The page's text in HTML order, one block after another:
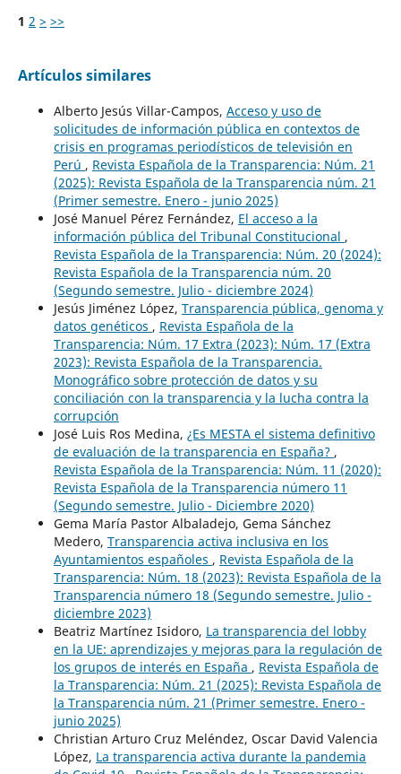
1 2 > >>
Artículos similares
Alberto Jesús Villar-Campos, Acceso y uso de
solicitudes de información pública en contextos de
crisis en programas periodísticos de televisión en
Perú , Revista Española de la Transparencia: Núm. 21
(2025): Revista Española de la Transparencia núm. 21
(Primer semestre. Enero - junio 2025)
José Manuel Pérez Fernández, El acceso a la
información pública del Tribunal Constitucional ,
Revista Española de la Transparencia: Núm. 20 (2024):
Revista Española de la Transparencia núm. 20
(Segundo semestre. Julio - diciembre 2024)
Jesús Jiménez López, Transparencia pública, genoma y
datos genéticos , Revista Española de la
Transparencia: Núm. 17 Extra (2023): Núm. 17 (Extra
2023): Revista Española de la Transparencia.
Monográfico sobre protección de datos y su
conciliación con la transparencia y la lucha contra la
corrupción
José Luis Ros Medina, ¿Es MESTA el sistema definitivo
de evaluación de la transparencia en España? ,
Revista Española de la Transparencia: Núm. 11 (2020):
Revista Española de la Transparencia número 11
(Segundo semestre. Julio - Diciembre 2020)
Gema María Pastor Albaladejo, Gema Sánchez
Medero, Transparencia activa inclusiva en los
Ayuntamientos españoles , Revista Española de la
Transparencia: Núm. 18 (2023): Revista Española de la
Transparencia número 18 (Segundo semestre. Julio -
diciembre 2023)
Beatriz Martínez Isidoro, La transparencia del lobby
en la UE: aprendizajes y mejoras para la regulación de
los grupos de interés en España , Revista Española de
la Transparencia: Núm. 21 (2025): Revista Española de
la Transparencia núm. 21 (Primer semestre. Enero -
junio 2025)
Christian Arturo Cruz Meléndez, Oscar David Valencia
López, La transparencia activa durante la pandemia